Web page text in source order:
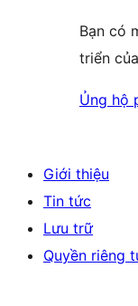
Bạn có
triển
Ủng hộ
Giới thiệu
Tin tức
Lưu trữ
Quyền riêng